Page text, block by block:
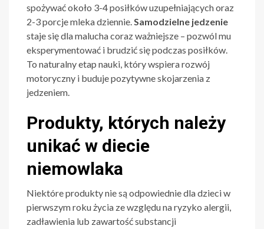
spożywać około 3-4 posiłków uzupełniających oraz
2-3 porcje mleka dziennie.Samodzielne jedzenie
staje się dla malucha coraz ważniejsze – pozwól mu
eksperymentować i brudzić się podczas posiłków.
To naturalny etap nauki, który wspiera rozwój
motoryczny i buduje pozytywne skojarzenia z
jedzeniem.
Produkty, których należy
unikać w diecie
niemowlaka
Niektóre produkty nie są odpowiednie dla dzieci w
pierwszym roku życia ze względu na ryzyko alergii,
zadławienia lub zawartość substancji